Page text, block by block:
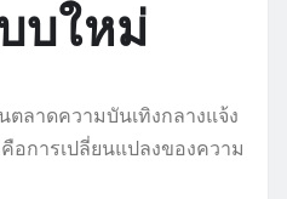
บใหม่
ลาดความบันเทิงกลางแจ้ง
อการเปลี่ยนแปลงของความ